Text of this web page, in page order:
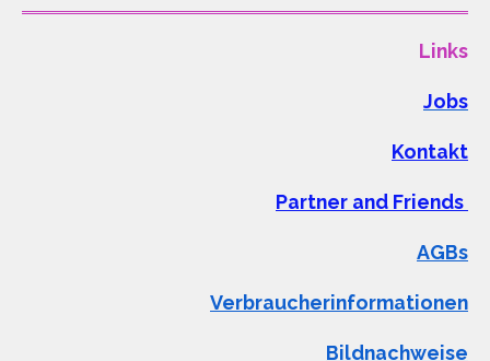
Links
Jobs
Kontakt
Partner and Friends
AGBs
Verbraucherinformationen
Bildnachweise